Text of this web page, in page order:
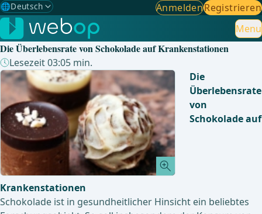
🌐Deutsch
Gewählte Sprache: Deutsch
🇩🇪 Deutsch ✓
🇬🇧English
🇪🇸Spanisch
🇧🇷Brasilianisch
AnmeldenRegistrieren
Menu
Die Überlebensrate von Schokolade auf Krankenstationen
Lesezeit 03:05 min.
Die
Überlebensrate
von
Schokolade auf
Krankenstationen
Schokolade ist in gesundheitlicher Hinsicht ein beliebtes